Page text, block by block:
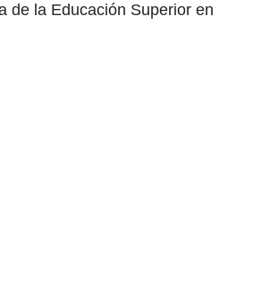
de la Educación Superior en